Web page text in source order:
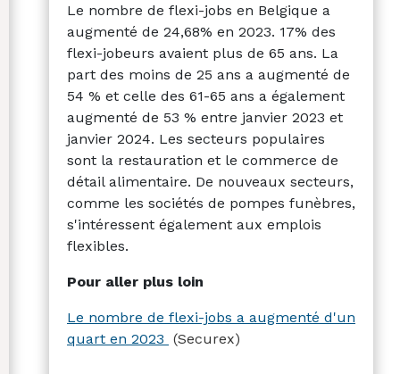
Le nombre de flexi-jobs en Belgique a
augmenté de 24,68% en 2023. 17% des
flexi-jobeurs avaient plus de 65 ans. La
part des moins de 25 ans a augmenté de
54 % et celle des 61-65 ans a également
augmenté de 53 % entre janvier 2023 et
janvier 2024. Les secteurs populaires
sont la restauration et le commerce de
détail alimentaire. De nouveaux secteurs,
comme les sociétés de pompes funèbres,
s'intéressent également aux emplois
flexibles.
Pour aller plus loin
Le nombre de flexi-jobs a augmenté d'un
quart en 2023 (Securex)